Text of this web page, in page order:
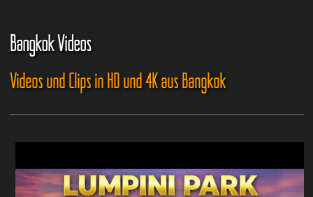
Bangkok Videos
Videos und Clips in HD und 4K aus Bangkok